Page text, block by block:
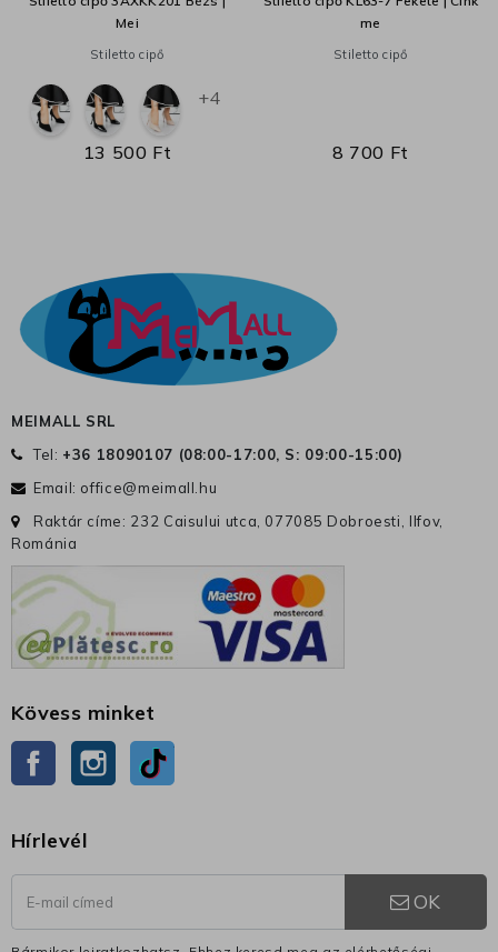
Mei
Stiletto cipő
+4
13 500 Ft
me
Stiletto cipő
8 700 Ft
MEIMALL SRL
Tel: +36 18090107 (08:00-17:00, S: 09:00-15:00)
Email: office@meimall.hu
Raktár címe: 232 Caisului utca, 077085 Dobroesti, Ilfov,
Románia
Kövess minket
Facebook Instagram
Hírlevél
OK